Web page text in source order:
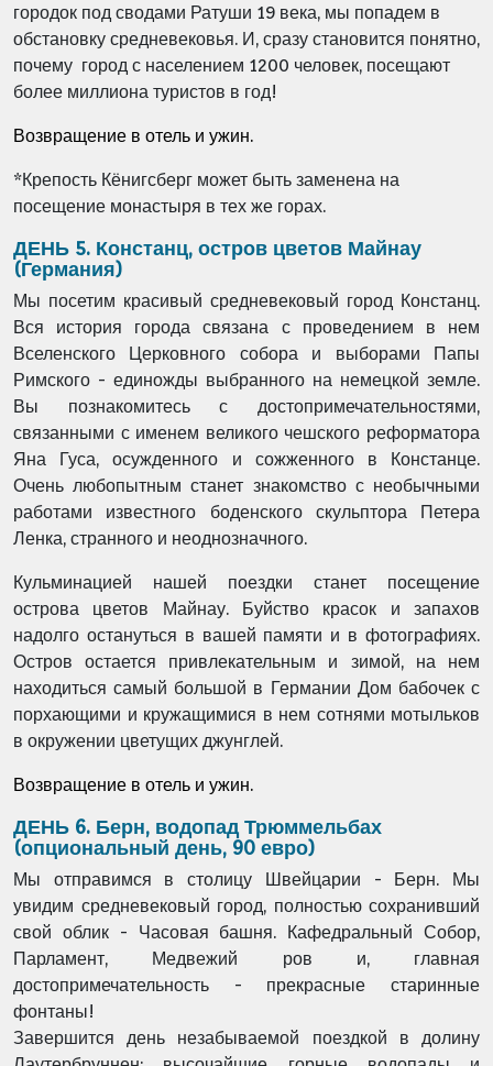
городок под сводами Ратуши 19 века, мы попадем в
обстановку средневековья. И, сразу становится понятно,
почему город с населением 1200 человек, посещают
более миллиона туристов в год!
Возвращение в отель и ужин.
*Крепость Кёнигсберг может быть заменена на
посещение монастыря в тех же горах.
ДЕНЬ 5. Констанц, остров цветов Майнау
(Германия)
Мы посетим красивый средневековый город Констанц.
Вся история города связана с проведением в нем
Вселенского Церковного собора и выборами Папы
Римского - единожды выбранного на немецкой земле.
Вы познакомитесь с достопримечательностями,
связанными с именем великого чешского реформатора
Яна Гуса, осужденного и сожженного в Констанце.
Очень любопытным станет знакомство с необычными
работами известного боденского скульптора Петера
Ленка, странного и неоднозначного.
Кульминацией нашей поездки станет посещение
острова цветов Майнау. Буйство красок и запахов
надолго остануться в вашей памяти и в фотографиях.
Остров остается привлекательным и зимой, на нем
находиться самый большой в Германии Дом бабочек с
порхающими и кружащимися в нем сотнями мотыльков
в окружении цветущих джунглей.
Возвращение в отель и ужин.
ДЕНЬ 6. Берн, водопад Трюммельбах
(опциональный день, 90 евро)
Мы отправимся в столицу Швейцарии - Берн. Мы
увидим средневековый город, полностью сохранивший
свой облик - Часовая башня. Кафедральный Собор,
Парламент, Медвежий ров и, главная
достопримечательность - прекрасные старинные
фонтаны!
Завершится день незабываемой поездкой в долину